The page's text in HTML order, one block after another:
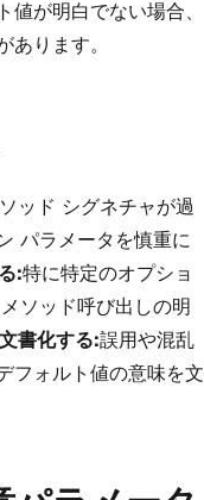
値が明白でない場合、
あります。
ッド シグネチャが過
パラメータを慎重に
:特に特定のオプショ
ソッド呼び出しの明
書化する:誤用や混乱
フォルト値の意味を文